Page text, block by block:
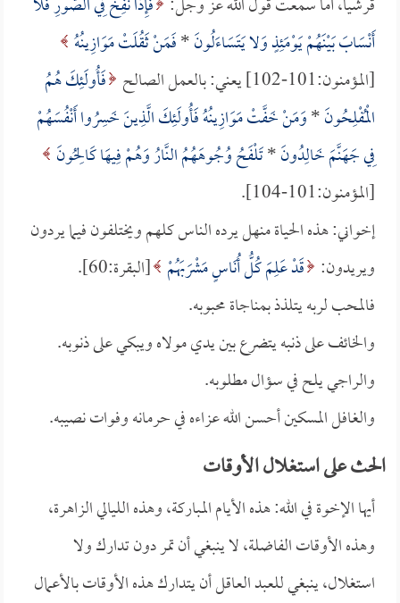
أَنْسَابَ بَيْنَهُمْ يَوْمَئِذٍ وَلا يَتَسَاءَلُونَ*فَمَنْ ثَقُلَتْ مَوَازِينُهُ
[المؤمنون:101-102] يعني: بالعمل الصالح
فَأُولَئِكَ هُمُ
الْمُفْلِحُونَ*وَمَنْ خَفَّتْ مَوَازِينُهُ فَأُولَئِكَ الَّذِينَ خَسِرُوا أَنْفُسَهُمْ
فِي جَهَنَّمَ خَالِدُونَ*تَلْفَحُ وُجُوهَهُمُ النَّارُ وَهُمْ فِيهَا كَالِحُونَ
[المؤمنون:101-104].
إخواني: هذه الحياة منهل يرده الناس كلهم ويختلفون فيما يردون
ويريدون: قَدْ عَلِمَ كُلُّ أُنَاسٍ مَشْرَبَهُمْ [البقرة:60].
فالمحب لربه يتلذذ بمناجاة محبوبه.
والخائف على ذنبه يتضرع بين يدي مولاه ويبكي على ذنوبه.
والراجي يلح في سؤال مطلوبه.
والغافل المسكين أحسن الله عزاءه في حرمانه وفوات نصيبه.
الحث على استغلال الأوقات
أيها الإخوة في الله: هذه الأيام المباركة، وهذه الليالي الزاهرة،
وهذه الأوقات الفاضلة، لا ينبغي أن تمر دون تدارك ولا
استغلال، ينبغي للعبد العاقل أن يتدارك هذه الأوقات بالأعمال